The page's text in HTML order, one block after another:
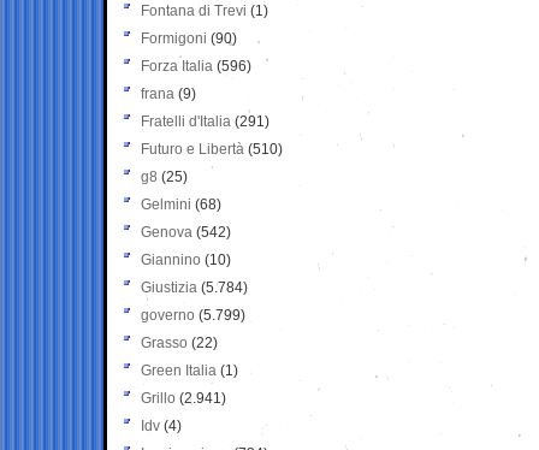
Fontana di Trevi (1)
Formigoni (90)
Forza Italia (596)
frana (9)
Fratelli d'Italia (291)
Futuro e Libertà (510)
g8 (25)
Gelmini (68)
Genova (542)
Giannino (10)
Giustizia (5.784)
governo (5.799)
Grasso (22)
Green Italia (1)
Grillo (2.941)
Idv (4)